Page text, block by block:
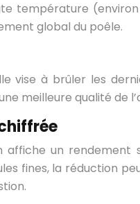
température
global du poêle.
vise à brûler les
meilleure qualité de
un rendement
fines, la réduction